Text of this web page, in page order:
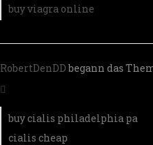
buy viagra online
RobertDenDDbegann das
buy cialis philadelphia pa
cialis cheap